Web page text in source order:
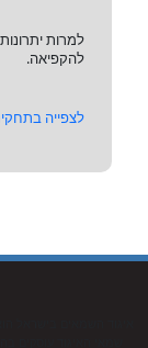
למרות
להקפיאה.
לצפייה